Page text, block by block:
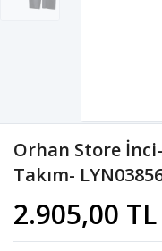
Orhan Store
Takım-
2.905,00 TL